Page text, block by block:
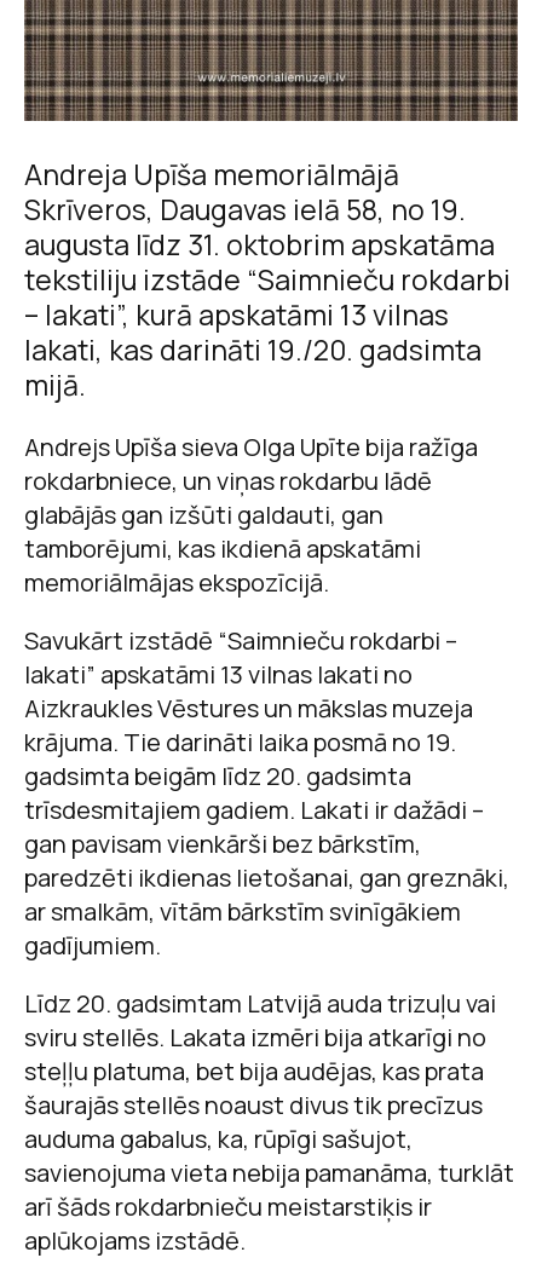
Andreja Upīša memoriālmājā
Skrīveros, Daugavas ielā 58, no 19.
augusta līdz 31. oktobrim apskatāma
tekstiliju izstāde “Saimnieču rokdarbi
– lakati”, kurā apskatāmi 13 vilnas
lakati, kas darināti 19./20. gadsimta
mijā.
Andrejs Upīša sieva Olga Upīte bija ražīga
rokdarbniece, un viņas rokdarbu lādē
glabājās gan izšūti galdauti, gan
tamborējumi, kas ikdienā apskatāmi
memoriālmājas ekspozīcijā.
Savukārt izstādē “Saimnieču rokdarbi –
lakati” apskatāmi 13 vilnas lakati no
Aizkraukles Vēstures un mākslas muzeja
krājuma. Tie darināti laika posmā no 19.
gadsimta beigām līdz 20. gadsimta
trīsdesmitajiem gadiem. Lakati ir dažādi –
gan pavisam vienkārši bez bārkstīm,
paredzēti ikdienas lietošanai, gan greznāki,
ar smalkām, vītām bārkstīm svinīgākiem
gadījumiem.
Līdz 20. gadsimtam Latvijā auda trizuļu vai
sviru stellēs. Lakata izmēri bija atkarīgi no
steļļu platuma, bet bija audējas, kas prata
šaurajās stellēs noaust divus tik precīzus
auduma gabalus, ka, rūpīgi sašujot,
savienojuma vieta nebija pamanāma, turklāt
arī šāds rokdarbnieču meistarstiķis ir
aplūkojams izstādē.